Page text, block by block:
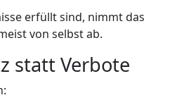
erfüllt sind, nimmt das
von selbst ab.
statt Verbote